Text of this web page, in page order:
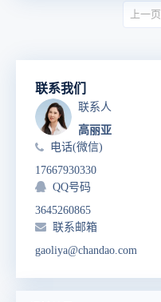
上一页
联系我们
联系人
高丽亚
电话(微信)
17667930330
QQ号码
3645260865
联系邮箱
gaoliya@chandao.com